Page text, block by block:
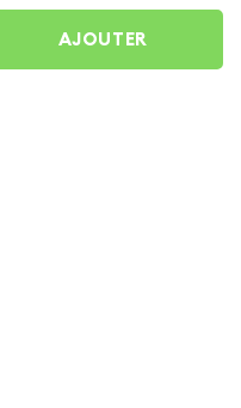
AJOUTER